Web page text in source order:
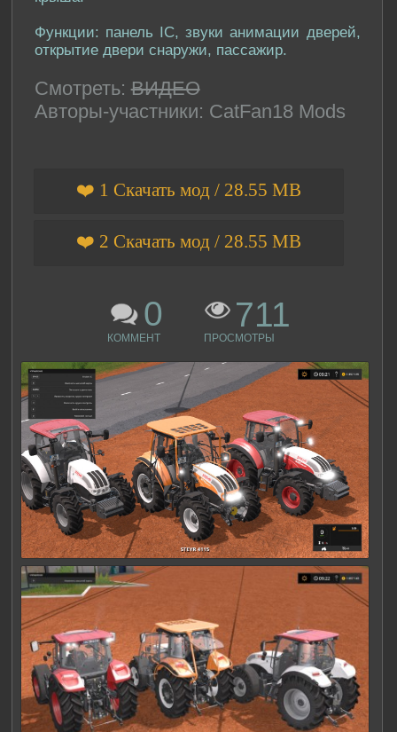
Функции: панель IC, звуки анимации дверей,
открытие двери снаружи, пассажир.
Смотреть: ВИДЕО
Авторы-участники: CatFan18 Mods
❤️ 1 Скачать мод / 28.55 MB
❤️ 2 Скачать мод / 28.55 MB
0
КОММЕНТ
711
ПРОСМОТРЫ